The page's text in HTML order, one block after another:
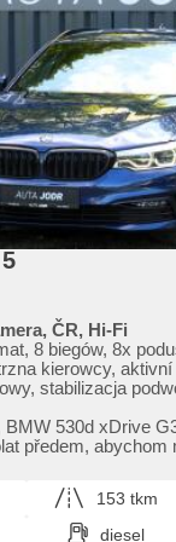
ČR, Hi-Fi
8 biegów, 8x
kierowcy,
stabilizacja
do kopce
(SLIF), asystent
hamulec,
układu
tempomat,
BMW 530d xDrive
předem,​ abychom
153 tkm
diesel